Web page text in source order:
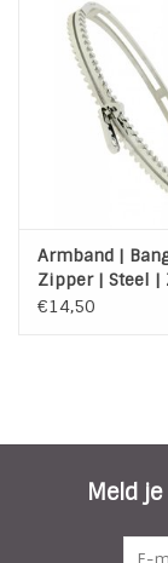
Armband |
Zipper | Steel |
€14,50
Meld